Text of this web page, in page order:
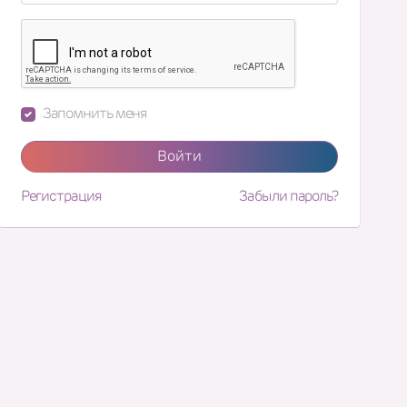
Запомнить меня
Войти
Регистрация Забыли пароль?